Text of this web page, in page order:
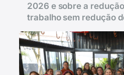
2026 e sobre a
trabalho sem redução